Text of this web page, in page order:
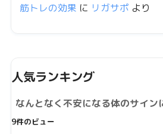
筋トレの効果 に リガサポ より
人気ランキング
なんとなく不安になる体のサイン
9件のビュー